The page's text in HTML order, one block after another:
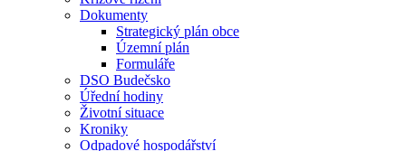
Dokumenty
Strategický plán obce
Územní plán
Formuláře
DSO Budečsko
Úřední hodiny
Životní situace
Kroniky
Odpadové hospodářství